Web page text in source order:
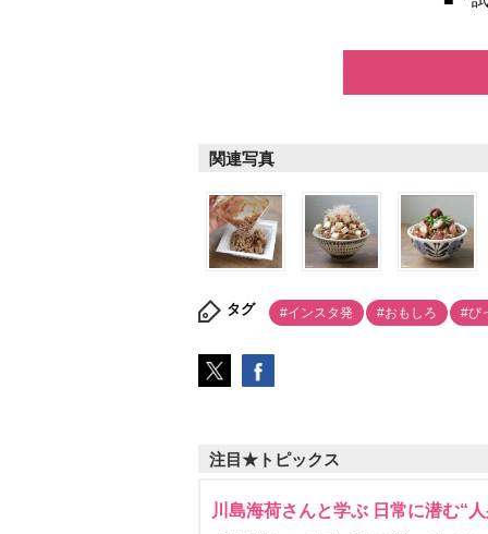
関連写真
タグ #インスタ発 #おもしろ #び
注目★トピックス
川島海荷さんと学ぶ 日常に潜む“